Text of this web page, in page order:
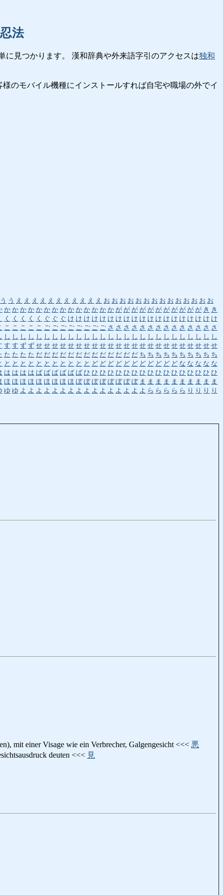
法
見つかります。 漢和辞典や外来語字引のアクセスは独和
様のモバイル機種にインストールすれば自宅や職場の外でイ
う う え え え え え え え え え え え お お お お お お お お お お お お お お
か か か か か か か か か か か か か か が が が が が が が が が が が き き
く く く く く ぐ ぐ ぐ け け け け け け け け け け け け け け け け け け け
こ こ こ こ こ ご ご ご ご ご ご ご ご さ さ さ さ さ さ さ さ さ さ さ さ さ さ
し し し し し し し し し し し し し し し し し し し し し し し し し し し
す す ず ず せ せ せ せ せ せ せ せ せ せ せ せ せ せ せ せ せ せ せ せ せ せ せ
た た た た だ だ だ だ だ だ だ だ だ だ だ だ だ ち ち ち ち ち ち ち ち ち ち
と と と と と と と と と と と ど ど ど ど ど ど ど ど ど ど ど な な な な な
は は は は ば ば ば ば ば ば ひ ひ ひ ひ ひ ひ ひ ひ ひ ひ ひ ひ ひ ひ ひ ひ ひ
ほ ほ ほ ほ ほ ほ ほ ほ ほ ぼ ぼ ぼ ぼ ぼ ぼ ぼ ぼ ま ま ま ま ま ま ま ま ま ま
ゆ ゆ よ よ よ よ よ よ よ よ よ よ よ よ よ よ よ よ ら ら ら ら ら り り り り
mit einer Visage wie ein Verbrecher, Galgengesicht <<< 悪
deuten <<< 見